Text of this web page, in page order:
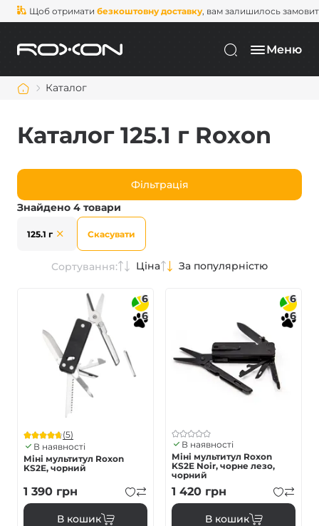
Щоб отримати безкоштовну доставку, вам залишилось
Меню
Каталог
Каталог 125.1 г Roxon
Фільтрація
Знайдено 4 товари
125.1 г Скасувати
Сортування: Ціна За популярністю
6
6
(5)
В наявності
Міні мультитул Roxon
KS2E, чорний
1 390 грн
В кошик
6
6
В наявності
Міні мультитул Roxon
KS2E Noir, чорне лезо,
чорний
1 420 грн
В кошик